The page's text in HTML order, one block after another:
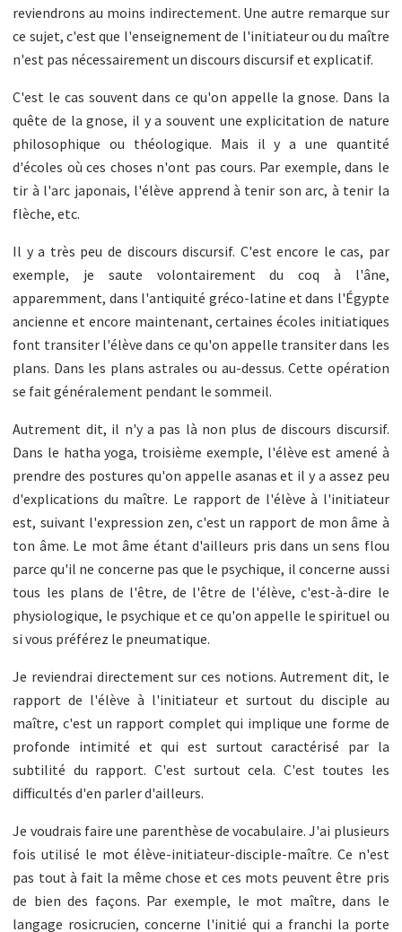
reviendrons au moins indirectement. Une autre remarque sur
ce sujet, c'est que l'enseignement de l'initiateur ou du maître
n'est pas nécessairement un discours discursif et explicatif.
C'est le cas souvent dans ce qu'on appelle la gnose. Dans la
quête de la gnose, il y a souvent une explicitation de nature
philosophique ou théologique. Mais il y a une quantité
d'écoles où ces choses n'ont pas cours. Par exemple, dans le
tir à l'arc japonais, l'élève apprend à tenir son arc, à tenir la
flèche, etc.
Il y a très peu de discours discursif. C'est encore le cas, par
exemple, je saute volontairement du coq à l'âne,
apparemment, dans l'antiquité gréco-latine et dans l'Égypte
ancienne et encore maintenant, certaines écoles initiatiques
font transiter l'élève dans ce qu'on appelle transiter dans les
plans. Dans les plans astrales ou au-dessus. Cette opération
se fait généralement pendant le sommeil.
Autrement dit, il n'y a pas là non plus de discours discursif.
Dans le hatha yoga, troisième exemple, l'élève est amené à
prendre des postures qu'on appelle asanas et il y a assez peu
d'explications du maître. Le rapport de l'élève à l'initiateur
est, suivant l'expression zen, c'est un rapport de mon âme à
ton âme. Le mot âme étant d'ailleurs pris dans un sens flou
parce qu'il ne concerne pas que le psychique, il concerne aussi
tous les plans de l'être, de l'être de l'élève, c'est-à-dire le
physiologique, le psychique et ce qu'on appelle le spirituel ou
si vous préférez le pneumatique.
Je reviendrai directement sur ces notions. Autrement dit, le
rapport de l'élève à l'initiateur et surtout du disciple au
maître, c'est un rapport complet qui implique une forme de
profonde intimité et qui est surtout caractérisé par la
subtilité du rapport. C'est surtout cela. C'est toutes les
difficultés d'en parler d'ailleurs.
Je voudrais faire une parenthèse de vocabulaire. J'ai plusieurs
fois utilisé le mot élève-initiateur-disciple-maître. Ce n'est
pas tout à fait la même chose et ces mots peuvent être pris
de bien des façons. Par exemple, le mot maître, dans le
langage rosicrucien, concerne l'initié qui a franchi la porte